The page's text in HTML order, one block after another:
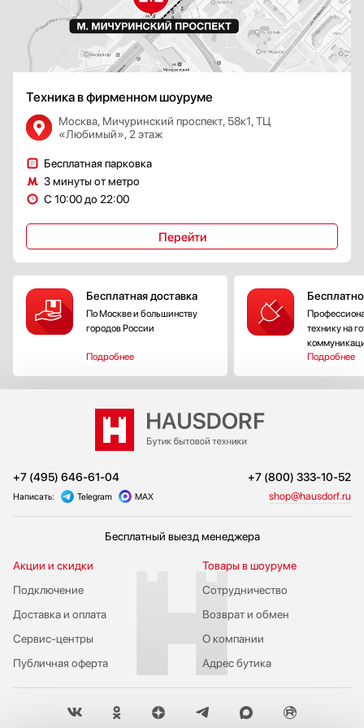
Техника в фирменном шоуруме
Москва, Мичуринский проспект, 58к1, ТЦ
«Любимый», 2 этаж
Бесплатная парковка
3 минуты от метро
С 10:00 до 22:00
Перейти
Бесплатная доставка
По Москве и большинству
городов России
Подробнее
технику на
Подробнее
+7 (495) 646-61-04 +7 (800) 333-10-52
Написать: Telegram MAX shop@hausdorf.ru
Бесплатный выезд менеджера
Акции и скидки
Подключение
Публичная оферта
Сервис-центры
Доставка и оплата
Сотрудничество
Возврат и обмен
Товары в шоуруме
О компании
Адрес бутика